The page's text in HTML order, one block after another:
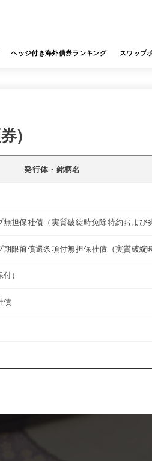
ヘッジ付き海外債券ランキング スワップ
)
発行体・銘柄名
担保社債（実質破綻時免除特約および
限前償還条項付無担保社債（実質破綻
）
債